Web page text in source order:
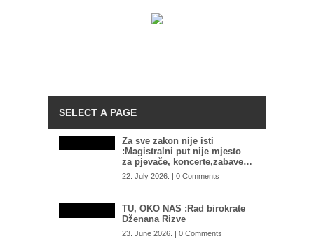
Za sve zakon nije isti
:Magistralni put nije mjesto
za pjevače, koncerte,zabave…
22. July 2026. | 0 Comments
TU, OKO NAS :Rad birokrate
Dženana Rizve
23. June 2026. | 0 Comments